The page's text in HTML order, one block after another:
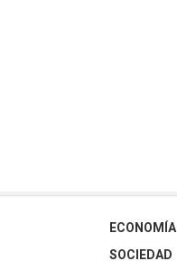
ECONOMÍA
SOCIEDAD